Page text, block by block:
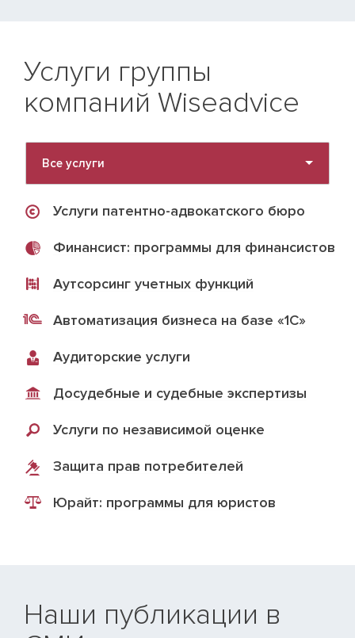
Услуги группы
компаний Wiseadvice
Все услуги
Услуги патентно-адвокатского бюро
Финансист: программы для финансистов
Аутсорсинг учетных функций
Автоматизация бизнеса на базе «1С»
Аудиторские услуги
Досудебные и судебные экспертизы
Услуги по независимой оценке
Защита прав потребителей
Юрайт: программы для юристов
Наши публикации в